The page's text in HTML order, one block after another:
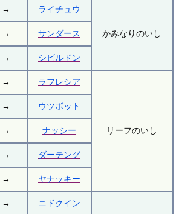
→ ライチュウ
かみなりのいし
→ サンダース
→ シビルドン
→ ラフレシア
リーフのいし
→ ウツボット
→ ナッシー
→ ダーテング
→ ヤナッキー
→ ニドクイン